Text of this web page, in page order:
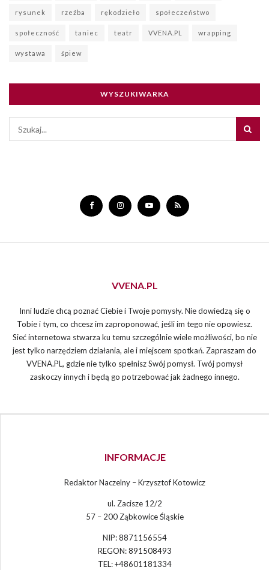
rysunek rzeźba rękodzieło społeczeństwo
społeczność taniec teatr VVENA.PL wrapping
wystawa śpiew
WYSZUKIWARKA
VVENA.PL
Inni ludzie chcą poznać Ciebie i Twoje pomysły. Nie dowiedzą się o
Tobie i tym, co chcesz im zaproponować, jeśli im tego nie opowiesz.
Sieć internetowa stwarza ku temu szczególnie wiele możliwości, bo nie
jest tylko narzędziem działania, ale i miejscem spotkań. Zapraszam do
VVENA.PL, gdzie nie tylko spełnisz Swój pomysł. Twój pomysł
zaskoczy innych i będą go potrzebować jak żadnego innego.
INFORMACJE
Redaktor Naczelny – Krzysztof Kotowicz
ul. Zacisze 12/2
57 – 200 Ząbkowice Śląskie
NIP: 8871156554
REGON: 891508493
TEL: +48601181334